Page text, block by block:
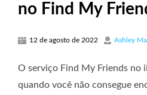
no Find My
12 de agosto de 2022 Ashley
O serviço Find My Friends no
quando você não consegue